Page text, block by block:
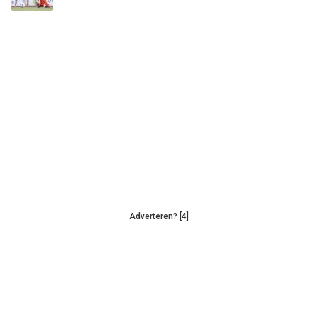
Adverteren? [4]